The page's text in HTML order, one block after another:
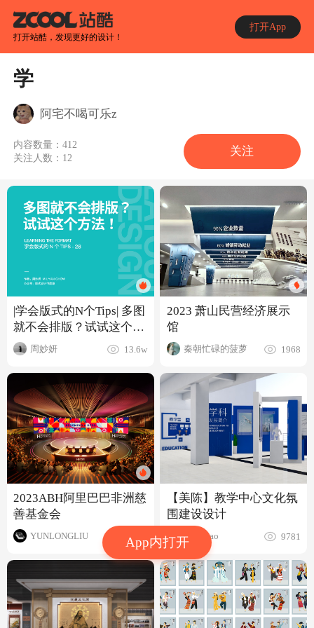
打开站酷，发现更好的设计！
打开App
App内打开
学
阿宅不喝可乐z
内容数量：412
关注人数： 12
关注
|学会版式的N个Tips| 多图
就不会排版？试试这个方
法！周妙妍 13.6w
2023ABH阿里巴巴非洲慈
善基金会
YUNLONGLIU 3271
2023 萧山民营经济展示
馆
秦朝忙碌的菠萝 1968
【美陈】教学中心文化氛
围建设设计
Kyunyao 9781